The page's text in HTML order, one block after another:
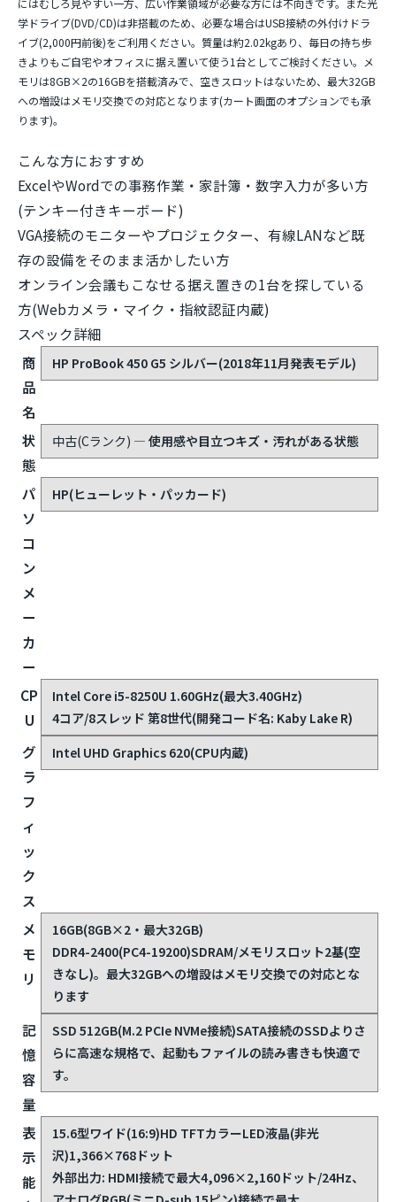
学ドライブ(DVD/CD)は非搭載のため、必要な場合はUSB接続の外付けドラ
イブ(2,000円前後)をご利用ください。質量は約2.02kgあり、毎日の持ち歩
きよりもご自宅やオフィスに据え置いて使う1台としてご検討ください。メ
モリは8GB×2の16GBを搭載済みで、空きスロットはないため、最大32GB
への増設はメモリ交換での対応となります(カート画面のオプションでも承
ります)。
こんな方におすすめ
ExcelやWordでの事務作業・家計簿・数字入力が多い方
(テンキー付きキーボード)
VGA接続のモニターやプロジェクター、有線LANなど既
存の設備をそのまま活かしたい方
オンライン会議もこなせる据え置きの1台を探している
方(Webカメラ・マイク・指紋認証内蔵)
スペック詳細
商
品
名
HP ProBook 450 G5 シルバー(2018年11月発表モデル)
状
態
中古(Cランク) — 使用感や目立つキズ・汚れがある状態
パ
ソ
コ
ン
メ
ー
カ
ー
HP(ヒューレット・パッカード)
CP
U
Intel Core i5-8250U 1.60GHz(最大3.40GHz)
4コア/8スレッド 第8世代(開発コード名: Kaby Lake R)
グ
ラ
フ
ィ
ッ
ク
ス
Intel UHD Graphics 620(CPU内蔵)
メ
モ
リ
16GB(8GB×2・最大32GB)
DDR4-2400(PC4-19200)SDRAM/メモリスロット2基(空
きなし)。最大32GBへの増設はメモリ交換での対応とな
ります
記
憶
容
量
SSD 512GB(M.2 PCIe NVMe接続)SATA接続のSSDよりさ
らに高速な規格で、起動もファイルの読み書きも快適で
す。
表
示
能
15.6型ワイド(16:9)HD TFTカラーLED液晶(非光
沢)1,366×768ドット
外部出力: HDMI接続で最大4,096×2,160ドット/24Hz、